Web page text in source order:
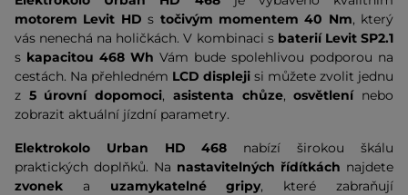
motorem Levit HD s točivým momentem 40 Nm, který
vás nenechá na holičkách. V kombinaci s baterií Levit SP2.1
s kapacitou 468 Wh Vám bude spolehlivou podporou na
cestách. Na přehledném LCD displeji si můžete zvolit jednu
z 5 úrovní dopomoci, asistenta chůze,osvětlenínebo
zobrazit aktuální jízdní parametry.
Elektrokolo Urban HD 468 nabízí širokou škálu
praktických doplňků. Na nastavitelných řídítkách najdete
zvonek a uzamykatelné gripy, které zabraňují